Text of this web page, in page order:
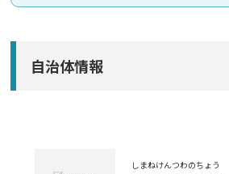
自治体情報
しまねけんつわのちょう